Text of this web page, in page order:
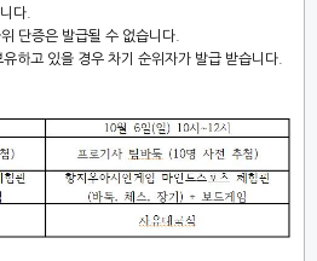
다.
단증은 발급될 수 없습니다.
하고 있을 경우 차기 순위자가 발급 받습니다.